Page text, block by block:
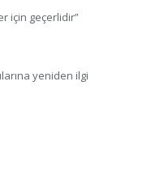
için geçerlidir”
yeniden ilgi